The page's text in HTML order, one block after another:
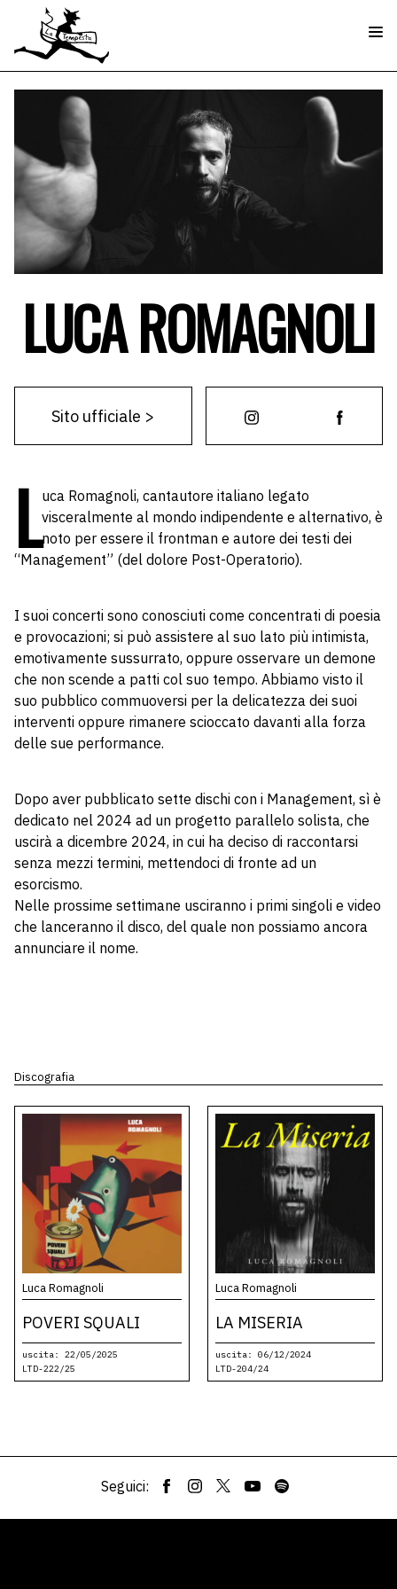
LUCA ROMAGNOLI
Sito ufficiale >
Luca Romagnoli, cantautore italiano legato
visceralmente al mondo indipendente e alternativo, è
noto per essere il frontman e autore dei testi dei
“Management” (del dolore Post-Operatorio).
I suoi concerti sono conosciuti come concentrati di poesia
e provocazioni; si può assistere al suo lato più intimista,
emotivamente sussurrato, oppure osservare un demone
che non scende a patti col suo tempo. Abbiamo visto il
suo pubblico commuoversi per la delicatezza dei suoi
interventi oppure rimanere scioccato davanti alla forza
delle sue performance.
Dopo aver pubblicato sette dischi con i Management, sì è
dedicato nel 2024 ad un progetto parallelo solista, che
uscirà a dicembre 2024, in cui ha deciso di raccontarsi
senza mezzi termini, mettendoci di fronte ad un
esorcismo.
Nelle prossime settimane usciranno i primi singoli e video
che lanceranno il disco, del quale non possiamo ancora
annunciare il nome.
Discografia
Luca Romagnoli
POVERI SQUALI
uscita: 22/05/2025
LTD-222/25
Luca Romagnoli
LA MISERIA
uscita: 06/12/2024
LTD-204/24
Seguici: